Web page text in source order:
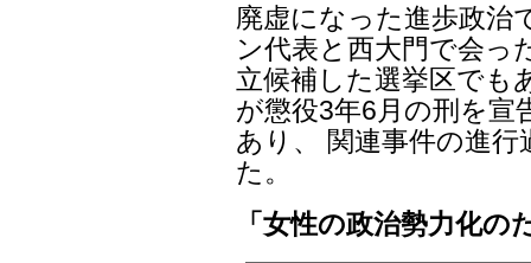
廃虚になった進歩政治
ン代表と西大門で会っ
立候補した選挙区でも
が懲役3年6月の刑を宣
あり、 関連事件の進
た。
「女性の政治勢力化